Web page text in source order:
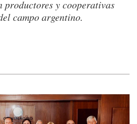
productores y cooperativas
campo argentino.